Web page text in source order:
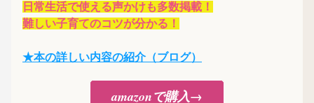
日常生活で使える声かけも多数掲載！
難しい子育てのコツが分かる！
★本の詳しい内容の紹介（ブログ）
amazonで購入→